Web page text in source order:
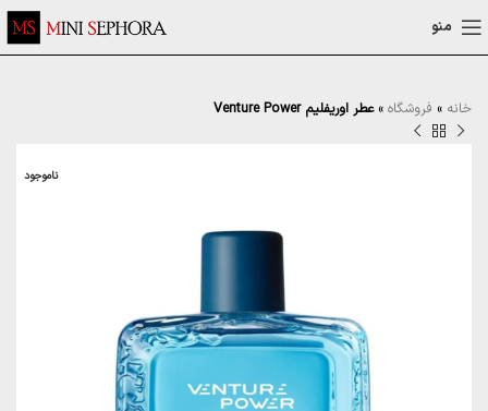
منو
خانه » فروشگاه »عطر اوریفلیم Venture Power
ناموجود